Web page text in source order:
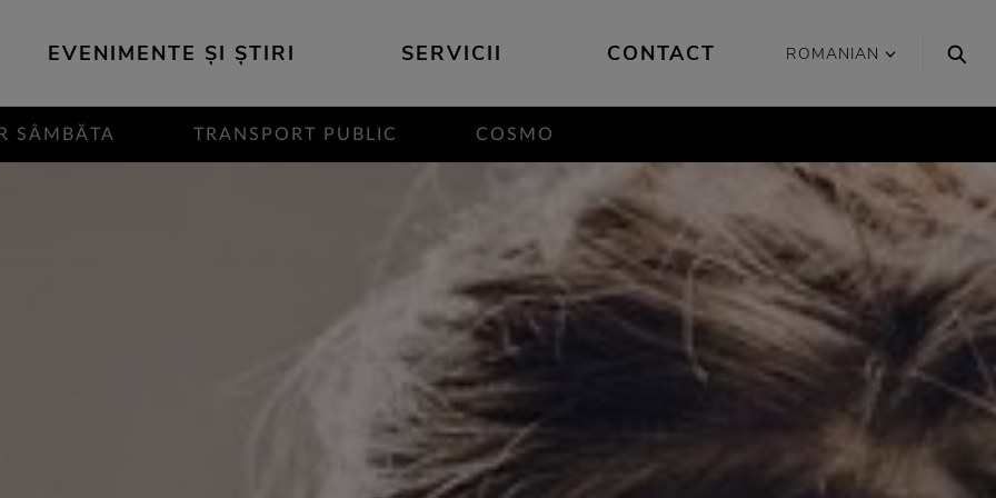
EVENIMENTE ȘI ȘTIRI SERVICII CONTACT ROMANIAN
SÂMBĂTA TRANSPORT PUBLIC COSMO